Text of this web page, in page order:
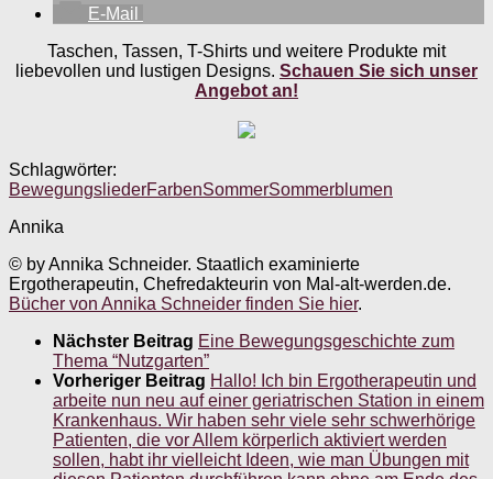
E-Mail
Taschen, Tassen, T-Shirts und weitere Produkte mit
liebevollen und lustigen Designs. Schauen Sie sich unser
Angebot an!
Schlagwörter:
BewegungsliederFarbenSommerSommerblumen
Annika
© by Annika Schneider. Staatlich examinierte
Ergotherapeutin, Chefredakteurin von Mal-alt-werden.de.
Bücher von Annika Schneider finden Sie hier.
Nächster Beitrag Eine Bewegungsgeschichte zum
Thema “Nutzgarten”
Vorheriger Beitrag Hallo! Ich bin Ergotherapeutin und
arbeite nun neu auf einer geriatrischen Station in einem
Krankenhaus. Wir haben sehr viele sehr schwerhörige
Patienten, die vor Allem körperlich aktiviert werden
sollen, habt ihr vielleicht Ideen, wie man Übungen mit